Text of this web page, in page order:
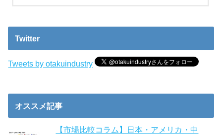
Twitter
Tweets by otakuindustry
オススメ記事
【市場比較コラム】日本・アメリカ・中